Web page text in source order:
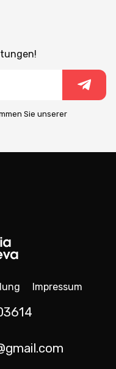
Sie unserer
Impressum